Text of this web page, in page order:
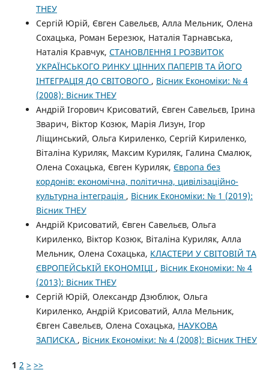
ТНЕУ
Сергій Юрій, Євген Савельєв, Алла Мельник, Олена
Сохацька, Роман Березюк, Наталія Тарнавська,
Наталія Кравчук, СТАНОВЛЕННЯ І РОЗВИТОК
УКРАЇНСЬКОГО РИНКУ ЦІННИХ ПАПЕРІВ ТА ЙОГО
ІНТЕГРАЦІЯ ДО СВІТОВОГО , Вісник Економіки: № 4
(2008): Вісник ТНЕУ
Андрій Ігорович Крисоватий, Євген Савельєв, Ірина
Зварич, Віктор Козюк, Марія Лизун, Ігор
Ліщинський, Ольга Кириленко, Сергій Кириленко,
Віталіна Куриляк, Максим Куриляк, Галина Смалюк,
Олена Сохацька, Євген Куриляк, Європа без
кордонів: економічна, політична, цивілізаційно-
культурна інтеграція , Вісник Економіки: № 1 (2019):
Вісник ТНЕУ
Андрій Крисоватий, Євген Савельєв, Ольга
Кириленко, Віктор Козюк, Віталіна Куриляк, Алла
Мельник, Олена Сохацька, КЛАСТЕРИ У СВІТОВІЙ ТА
ЄВРОПЕЙСЬКІЙ ЕКОНОМІЦІ , Вісник Економіки: № 4
(2013): Вісник ТНЕУ
Сергій Юрій, Олександр Дзюблюк, Ольга
Кириленко, Андрій Крисоватий, Алла Мельник,
Євген Савельєв, Олена Сохацька, НАУКОВА
ЗАПИСКА , Вісник Економіки: № 4 (2008): Вісник ТНЕУ
1 2 > >>